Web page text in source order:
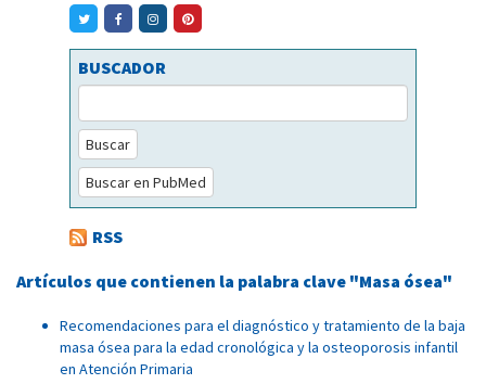
BUSCADOR
Buscar
Buscar en PubMed
RSS
Artículos que contienen la palabra clave "Masa ósea"
Recomendaciones para el diagnóstico y tratamiento de la baja
masa ósea para la edad cronológica y la osteoporosis infantil
en Atención Primaria